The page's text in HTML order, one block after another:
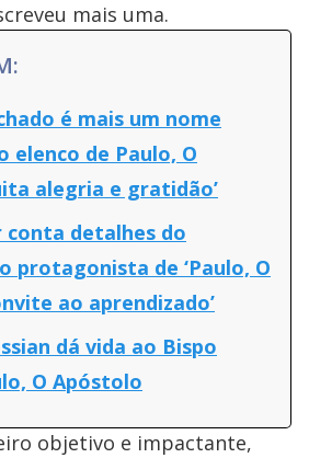
mais uma.
é mais um nome
elenco de Paulo, O
alegria e gratidão’
conta detalhes do
protagonista de ‘Paulo, O
ao aprendizado’
dá vida ao Bispo
O Apóstolo
objetivo e impactante,